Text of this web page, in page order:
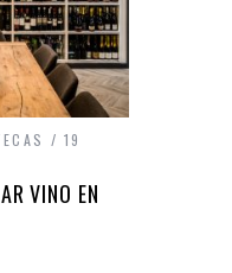
19
VINO EN